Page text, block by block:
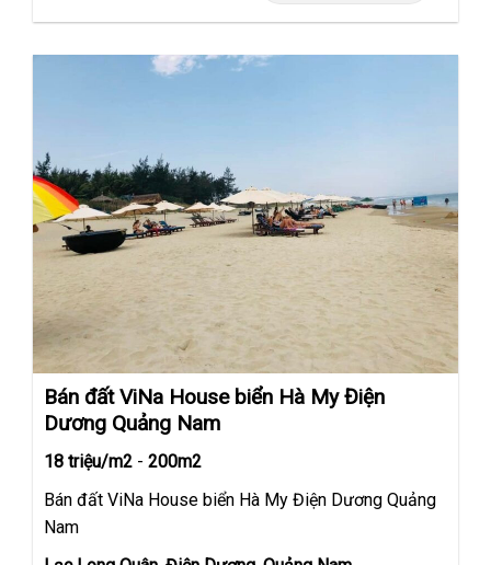
Bán đất ViNa House biển Hà My Điện
Dương Quảng Nam
18 triệu/m2 - 200m2
Bán đất ViNa House biển Hà My Điện Dương Quảng
Nam